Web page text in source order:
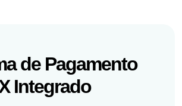
de Pagamento
Integrado